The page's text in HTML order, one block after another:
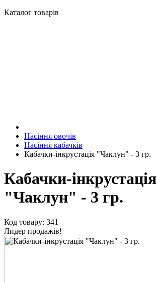
Каталог товарів
Насіння овочів
Насіння кабачків
Кабачки-інкрустація "Чаклун" - 3 гр.
Кабачки-інкрустація
"Чаклун" - 3 гр.
Код товару: 341
Лидер продажів!